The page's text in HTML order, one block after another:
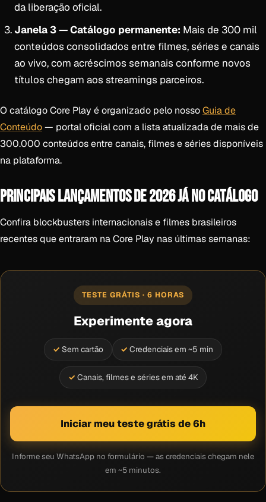
da liberação oficial.
Janela 3 — Catálogo permanente: Mais de 300 mil
conteúdos consolidados entre filmes, séries e canais
ao vivo, com acréscimos semanais conforme novos
títulos chegam aos streamings parceiros.
O catálogo Core Play é organizado pelo nossoGuia de
Conteúdo— portal oficial com a lista atualizada de mais de
300.000 conteúdos entre canais, filmes e séries disponíveis
na plataforma.
PRINCIPAIS LANÇAMENTOS DE 2026 JÁ NO CATÁLOGO
Confira blockbusters internacionais e filmes brasileiros
recentes que entraram na Core Play nas últimas semanas:
TESTE GRÁTIS · 6 HORAS
Experimente agora
Sem cartão Credenciais em ~5 min
Canais, filmes e séries em até 4K
Iniciar meu teste grátis de 6h
Informe seu WhatsApp no formulário — as credenciais chegam nele
em ~5 minutos.